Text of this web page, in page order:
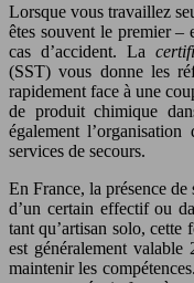
Lorsque vous travaillez
êtes souvent le premier
cas d’accident. La
(SST) vous donne les
rapidement face à une
de produit chimique
également
services de secours.
En France, la présence
d’un certain effectif ou
tant qu’artisan solo, cette
est généralement
maintenir les